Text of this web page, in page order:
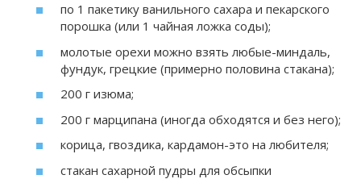
по 1 пакетику ванильного сахара и пекарского
порошка (или 1 чайная ложка соды);
молотые орехи можно взять любые-миндаль,
фундук, грецкие (примерно половина стакана);
200 г изюма;
200 г марципана (иногда обходятся и без него);
корица, гвоздика, кардамон-это на любителя;
стакан сахарной пудры для обсыпки